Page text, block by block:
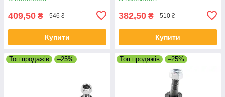
409,50 ₴ 546 ₴
Купити
382,50 ₴ 510 ₴
Купити
Топ продажів –25% Топ продажів –25%